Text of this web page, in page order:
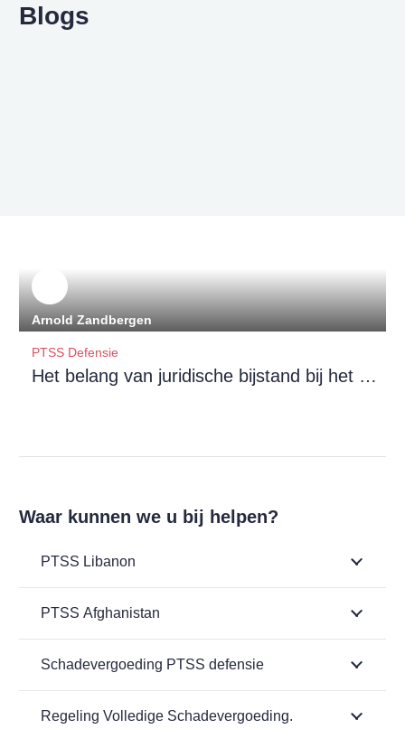
Blogs
Arnold Zandbergen
PTSS Defensie
Het belang van juridische bijstand bij het verkrijgen van uitkeringen voor militairen met PTSS
Waar kunnen we u bij helpen?
PTSS Libanon
PTSS Afghanistan
Schadevergoeding PTSS defensie
Regeling Volledige Schadevergoeding.